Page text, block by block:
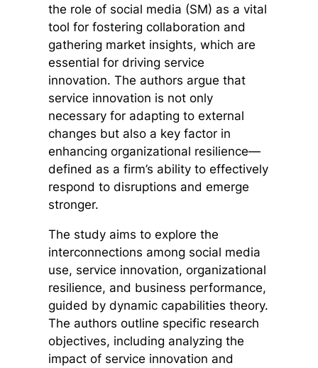
the role of social media (SM) as a vital
tool for fostering collaboration and
gathering market insights, which are
essential for driving service
innovation. The authors argue that
service innovation is not only
necessary for adapting to external
changes but also a key factor in
enhancing organizational resilience—
defined as a firm’s ability to effectively
respond to disruptions and emerge
stronger.
The study aims to explore the
interconnections among social media
use, service innovation, organizational
resilience, and business performance,
guided by dynamic capabilities theory.
The authors outline specific research
objectives, including analyzing the
impact of service innovation and